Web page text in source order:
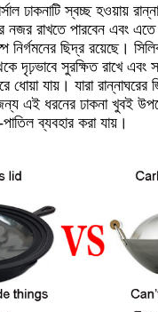
ঢাকনাটি স্বচ্ছ হওয়ায়
নজর রাখতে পারবেন এবং
নির্গমনের ছিদ্র রয়েছে।
দৃঢ়ভাবে সুরক্ষিত রাখে এবং
ধোয়া যায়। যারা রান্নাঘরের
এই ধরনের ঢাকনা খুবই
ব্যবহার করা যায়।